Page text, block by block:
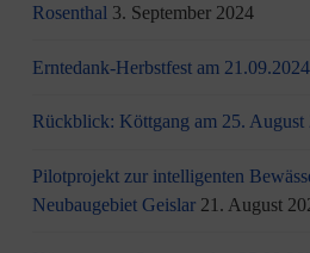
Rosenthal 3. September 2024
Erntedank-Herbstfest am 21.09.2024
Rückblick: Köttgang am 25. August
Pilotprojekt zur intelligenten
Neubaugebiet Geislar 21. August